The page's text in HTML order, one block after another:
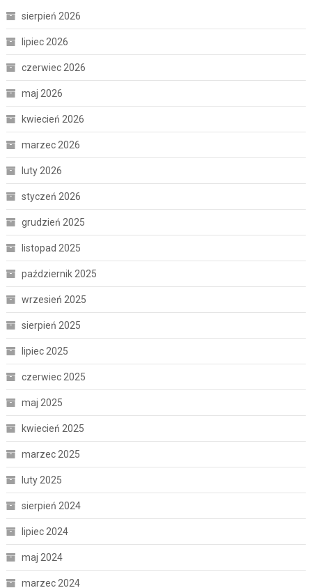
sierpień 2026
lipiec 2026
czerwiec 2026
maj 2026
kwiecień 2026
marzec 2026
luty 2026
styczeń 2026
grudzień 2025
listopad 2025
październik 2025
wrzesień 2025
sierpień 2025
lipiec 2025
czerwiec 2025
maj 2025
kwiecień 2025
marzec 2025
luty 2025
sierpień 2024
lipiec 2024
maj 2024
marzec 2024